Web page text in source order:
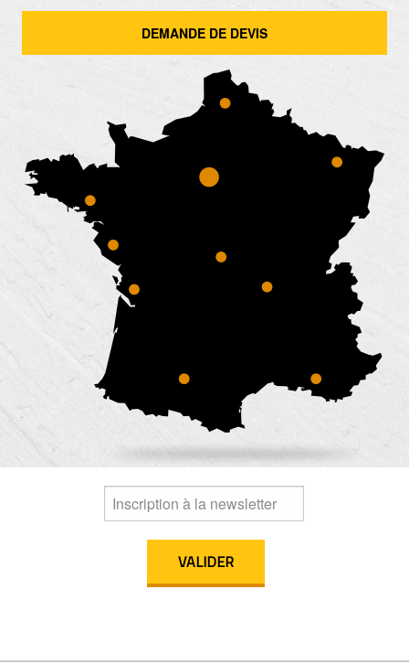
DEMANDE DE DEVIS